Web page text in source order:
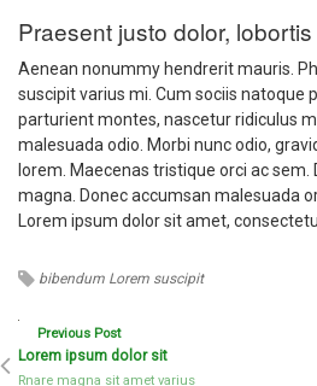
Praesent justo dolor,
Aenean nonummy hendrerit mauris.
suscipit varius mi. Cum sociis natoque
parturient montes, nascetur ridiculus
malesuada odio. Morbi nunc odio,
lorem. Maecenas tristique orci ac
magna. Donec accumsan malesuada
Lorem ipsum dolor sit amet,
bibendum Lorem suscipit
Previous Post
Lorem ipsum dolor sit
Rnare magna sit amet varius